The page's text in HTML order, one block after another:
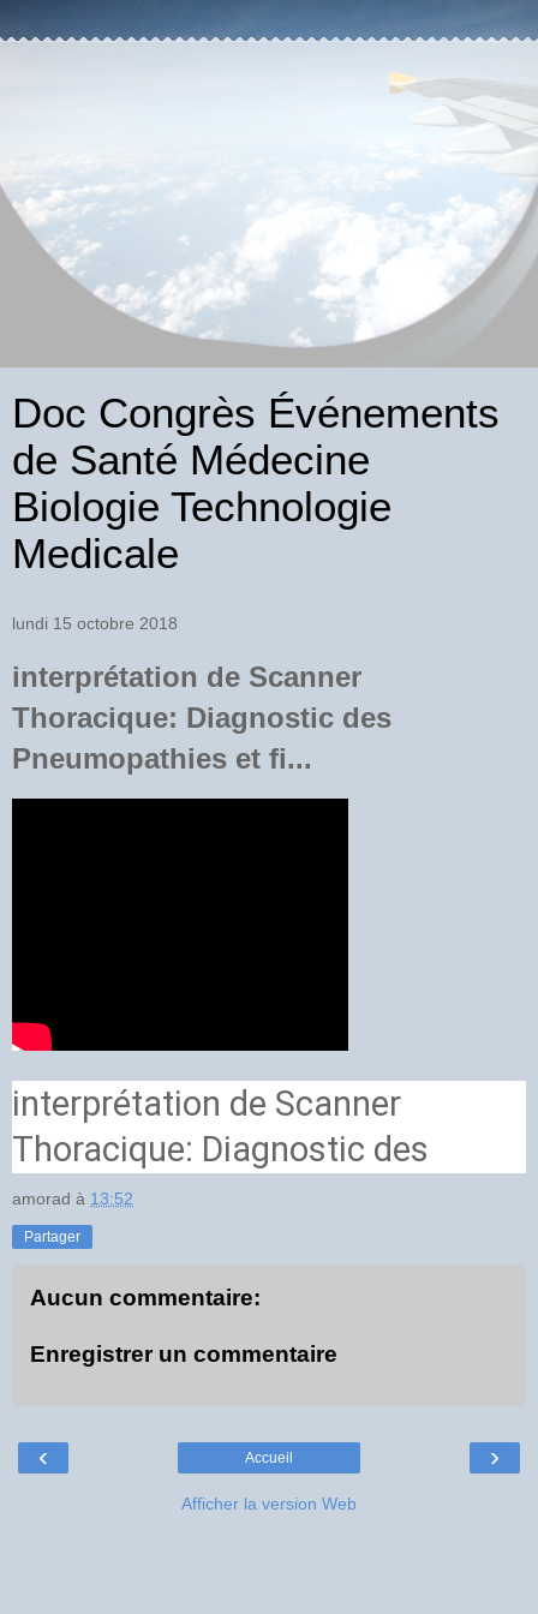
Doc Congrès Événements
de Santé Médecine
Biologie Technologie
Medicale
lundi 15 octobre 2018
interprétation de Scanner
Thoracique: Diagnostic des
Pneumopathies et fi...
interprétation de Scanner
Thoracique: Diagnostic des
Pneumopathies et fibroses
amorad à 13:52
Partager
Aucun commentaire:
Enregistrer un commentaire
‹ ›
Accueil
Afficher la version Web